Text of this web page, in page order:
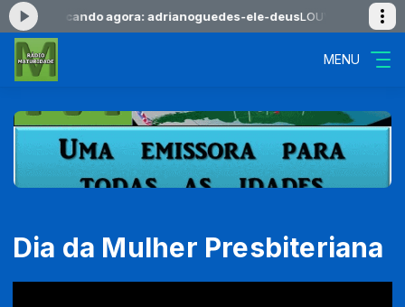
- Tocando agora: adrianoguedes-ele-deusLOUVORES DO
MENU
Dia da Mulher Presbiteriana